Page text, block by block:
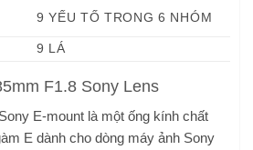
9 YẾU TỐ TRONG 6 NHÓM
9 LÁ
F1.8 Sony Lens
E-mount là một ống kính chất
E dành cho dòng máy ảnh Sony